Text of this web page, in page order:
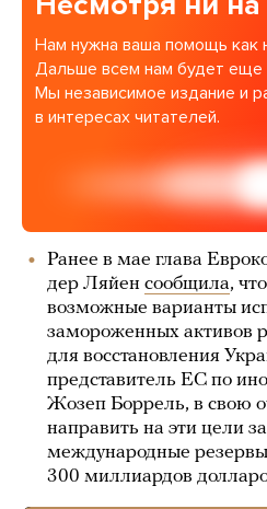
Нам нужна ваша помощь как
Дальше всем нам будет еще
Мы независимое издание и
в интересах читателей.
Ранее в мае глава
дер Ляйен сообщила,
возможные варианты
замороженных активов
для восстановления
представитель ЕС по
Жозеп Боррель, в свою
направить на эти цели
международные
300 миллиардов